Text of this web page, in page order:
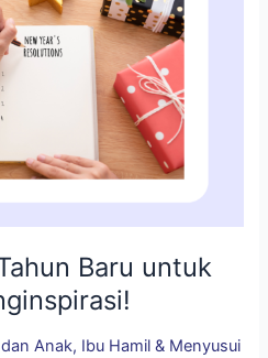
Baru untuk
Anak, Ibu Hamil & Menyusui